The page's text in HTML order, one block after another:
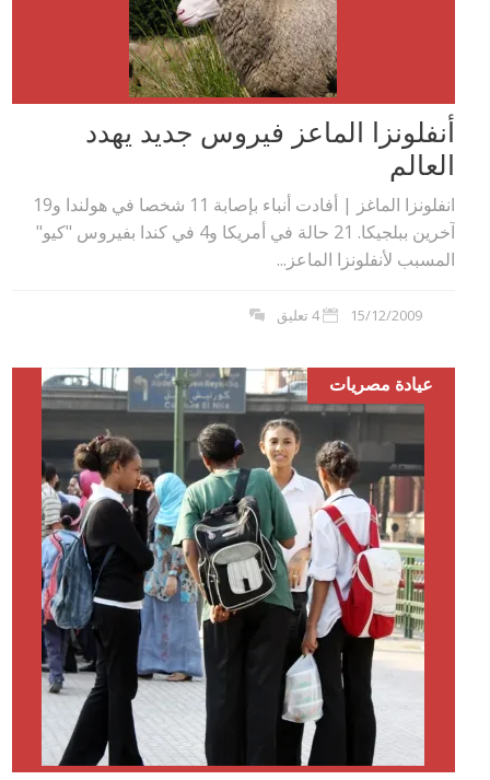
أنفلونزا الماعز فيروس جديد يهدد
العالم
انفلونزا الماغز | أفادت أنباء بإصابة 11 شخصا في هولندا و19
آخرين ببلجيكا. 21 حالة في أمريكا و4 في كندا بفيروس "كيو"
المسبب لأنفلونزا الماعز...
15/12/2009 4 تعليق
عيادة مصريات